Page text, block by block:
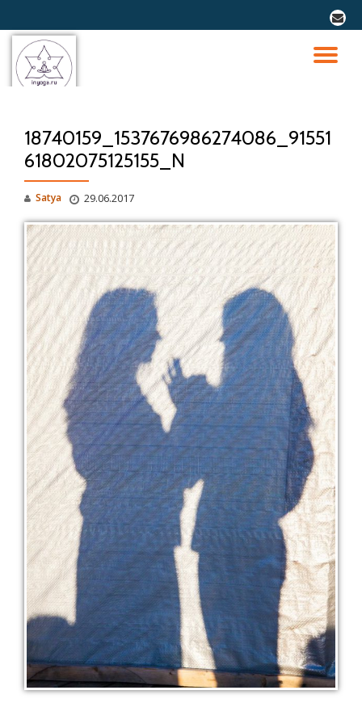
Перейти
содержимому
fa-
18740159_1537676986274086_91551
61802075125155_N
Satya 29.06.2017